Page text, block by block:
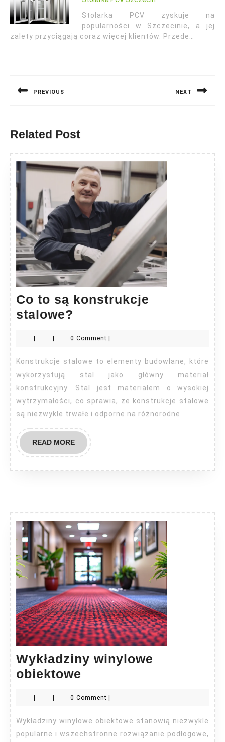
Stolarka PCV zyskuje na
popularności w Szczecinie, a jej
zalety przyciągają coraz więcej klientów. Przede…
PREVIOUS NEXT
Related Post
Co to są konstrukcje
stalowe?
są
konstrukcje
stalowe?
0 Comment
Konstrukcje stalowe to elementy budowlane, które
wykorzystują stal jako główny materiał
konstrukcyjny. Stal jest materiałem o wysokiej
wytrzymałości, co sprawia, że konstrukcje stalowe
są niezwykle trwałe i odporne na różnorodne
READ MOREREAD
MORE
Wykładziny winylowe
obiektowe
obiektowe
| | 0 Comment |
Wykładziny winylowe obiektowe stanowią niezwykle
popularne i wszechstronne rozwiązanie podłogowe,